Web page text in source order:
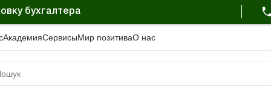
бухгалтера
АкадемияСервисыМир позитиваО нас